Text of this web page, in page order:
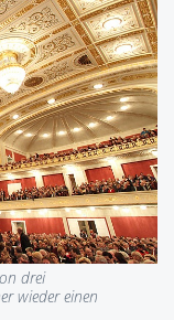
drei
wieder einen